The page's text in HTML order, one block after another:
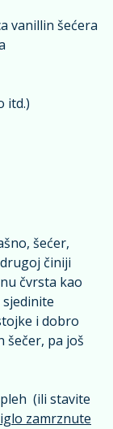
vanillin šećera
itd.)
šećer,
činiji
čvrsta kao
sjedinite
i dobro
šečer, pa još
(ili stavite
zamrznute